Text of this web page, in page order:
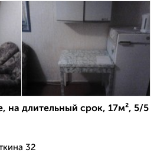
на длительный срок, 17м², 5/5
32